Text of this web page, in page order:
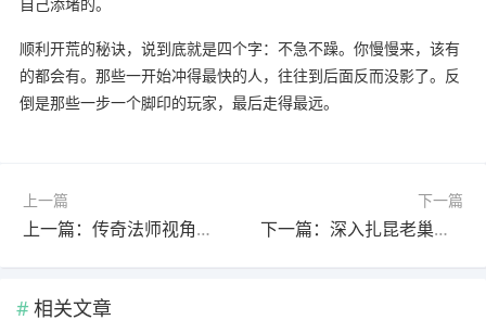
顺利开荒的秘诀，说到底就是四个字：不急不躁。你慢慢来，该有
的都会有。那些一开始冲得最快的人，往往到后面反而没影了。反
倒是那些一步一个脚印的玩家，最后走得最远。
上一篇
上一篇：传奇法师视角怎么拉？爆发节奏这样练就对了
下一篇
下一篇：深入扎昆老巢，找回遗失的神器
相关文章